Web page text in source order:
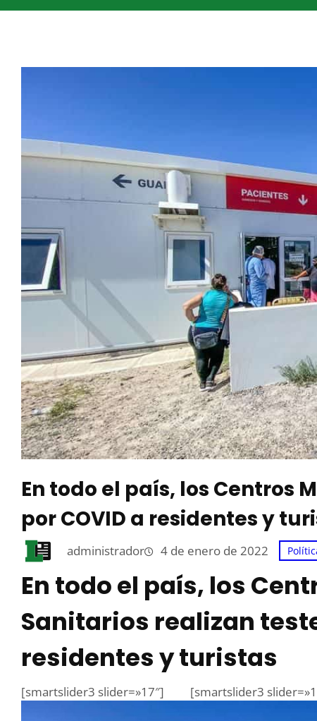
En todo el país, los Centros
por COVID a residentes y
administrador 4 de enero de 2022
En todo el país, los
Sanitarios realizan
residentes y turistas
[smartslider3 slider=»17″] [smartslider3